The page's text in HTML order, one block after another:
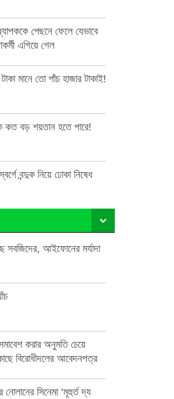
পেছনে ফেলে যেভাবে
এগিয়ে গেল
মানে তো পাঁচ হাজার টাকাই!
কত বড় শয়তান হতে পারে!
বন্দুক নিয়ে ঢোকা নিষেধ
সবজিদের, আইফোনের মর্যাদা
করার অনুমতি চেয়ে
বিরোধীদলের আবেদনপত্র
নোলানের সিনেমা ‘মূহুর্ত দ্য